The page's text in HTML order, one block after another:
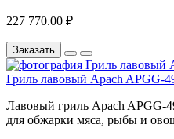
227 770.00 ₽
Заказать
Гриль лавовый Apach APGG-
Лавовый гриль Apach APGG-
для обжарки мяса, рыбы и